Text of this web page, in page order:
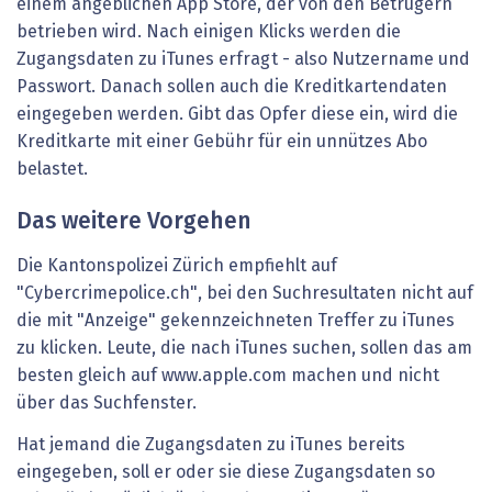
einem angeblichen App Store, der von den Betrügern
betrieben wird. Nach einigen Klicks werden die
Zugangsdaten zu iTunes erfragt - also Nutzername und
Passwort. Danach sollen auch die Kreditkartendaten
eingegeben werden. Gibt das Opfer diese ein, wird die
Kreditkarte mit einer Gebühr für ein unnützes Abo
belastet.
Das weitere Vorgehen
Die Kantonspolizei Zürich empfiehlt auf
"Cybercrimepolice.ch", bei den Suchresultaten nicht auf
die mit "Anzeige" gekennzeichneten Treffer zu iTunes
zu klicken. Leute, die nach iTunes suchen, sollen das am
besten gleich auf www.apple.com machen und nicht
über das Suchfenster.
Hat jemand die Zugangsdaten zu iTunes bereits
eingegeben, soll er oder sie diese Zugangsdaten so